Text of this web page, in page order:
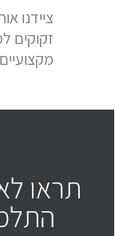
ציידנו
זקוקים
תראו